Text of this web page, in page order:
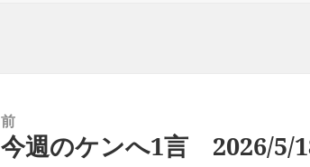
前
前
今週のケンへ1言 2026/5/